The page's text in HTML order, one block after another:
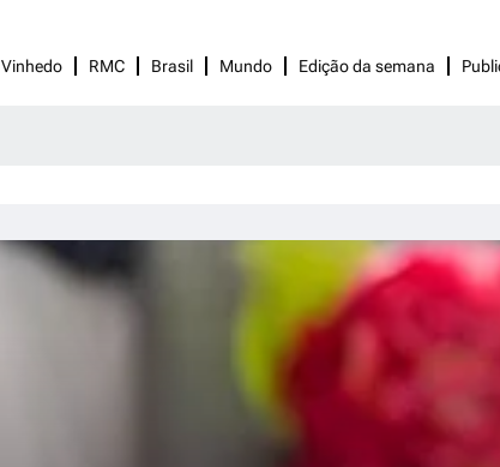
Vinhedo RMC Brasil Mundo Edição da semana